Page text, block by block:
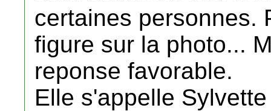
certaines personnes.
figure sur la photo...
reponse favorable.
Elle s'appelle